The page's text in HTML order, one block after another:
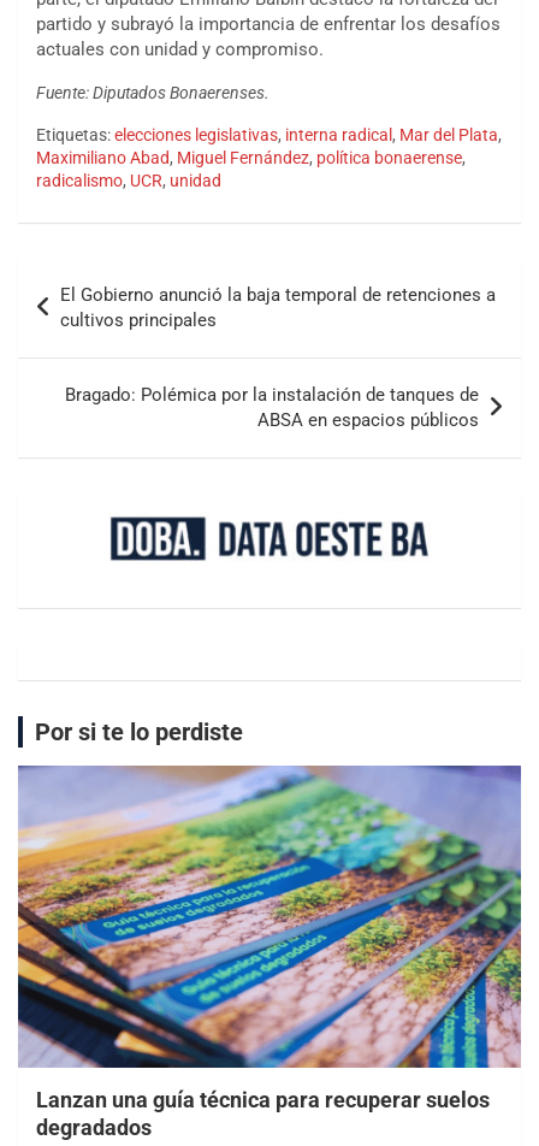
partido y subrayó la importancia de enfrentar los desafíos
actuales con unidad y compromiso.
Fuente: Diputados Bonaerenses.
Etiquetas:elecciones legislativas, interna radical , Mar del Plata,
Maximiliano Abad, Miguel Fernández, política bonaerense,
radicalismo, UCR, unidad
El Gobierno anunció la baja temporal de retenciones a
cultivos principales
Bragado: Polémica por la instalación de tanques de
ABSA en espacios públicos
Por si te lo perdiste
Lanzan una guía técnica para recuperar suelos
degradados